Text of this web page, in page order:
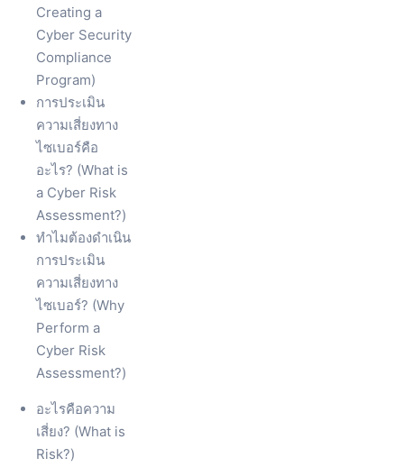
Creating a
Cyber Security
Compliance
Program)
การประเมิน
ความเสี่ยงทาง
ไซเบอร์คือ
อะไร? (What is
a Cyber Risk
Assessment?)
ทำไมต้องดำเนิน
การประเมิน
ความเสี่ยงทาง
ไซเบอร์? (Why
Perform a
Cyber Risk
Assessment?)
อะไรคือความ
เสี่ยง? (What is
Risk?)